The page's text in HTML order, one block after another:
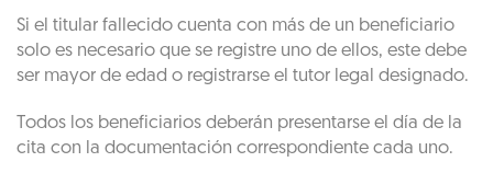
Si el titular fallecido cuenta con más de un beneficiario
solo es necesario que se registre uno de ellos, este debe
ser mayor de edad o registrarse el tutor legal designado.
Todos los beneficiarios deberán presentarse el día de la
cita con la documentación correspondiente cada uno.